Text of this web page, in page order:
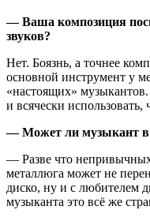
— Ваша композиция
звуков?
Нет. Боязнь, а точнее
основной инструмент у
«настоящих»
и всячески использовать,
— Может ли музыкант в
— Разве что
металлюга может не
диско, ну и с любителем
музыканта это всё же